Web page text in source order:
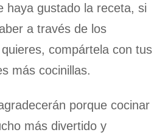
haya gustado la receta, si
a través de los
compártela con tus
más cocinillas.
porque cocinar
más divertido y